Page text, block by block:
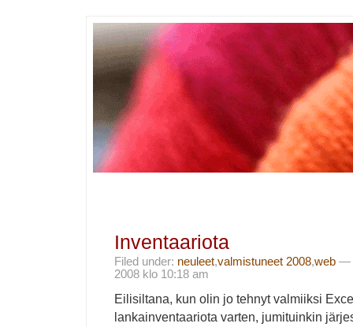
Inventaariota
Filed under: neuleet,valmistuneet 2008,web —
2008 klo 10:18 am
Eilisiltana, kun olin jo tehnyt valmiiksi
lankainventaariota varten, jumituinkin